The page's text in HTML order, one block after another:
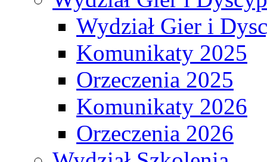
Wydział Gier i
Komunikaty 2025
Orzeczenia 2025
Komunikaty 2026
Orzeczenia 2026